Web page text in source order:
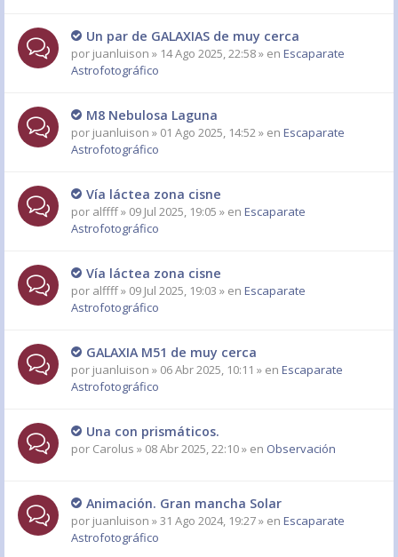
Un par de GALAXIAS de muy cerca
por juanluison » 14 Ago 2025, 22:58 » en Escaparate
Astrofotográfico
M8 Nebulosa Laguna
por juanluison » 01 Ago 2025, 14:52 » en Escaparate
Astrofotográfico
Vía láctea zona cisne
por alffff» 09 Jul 2025, 19:05 » en Escaparate
Astrofotográfico
Vía láctea zona cisne
por alffff» 09 Jul 2025, 19:03 » en Escaparate
Astrofotográfico
GALAXIA M51 de muy cerca
por juanluison » 06 Abr 2025, 10:11 » en Escaparate
Astrofotográfico
Una con prismáticos.
por Carolus » 08 Abr 2025, 22:10 » en Observación
Animación. Gran mancha Solar
por juanluison » 31 Ago 2024, 19:27 » en Escaparate
Astrofotográfico